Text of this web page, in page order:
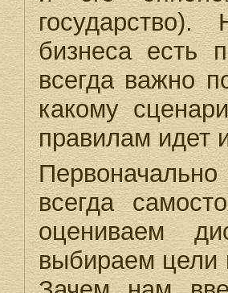
бизнеса есть
всегда важно
какому
правилам идет
всегда
оцениваем
выбираем цели